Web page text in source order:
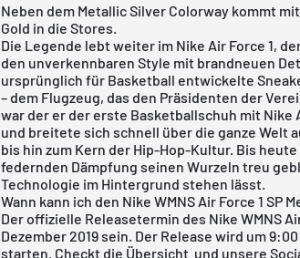
Neben dem Metallic Silver Colorway kommt
Gold in die Stores.
Die Legende lebt weiter im Nike Air Force 1,
den unverkennbaren Style mit brandneuen
ursprünglich für Basketball entwickelte
– dem Flugzeug, das den Präsidenten der
war der er der erste Basketballschuh mit Nike
und breitete sich schnell über die ganze Welt
bis hin zum Kern der Hip-Hop-Kultur. Bis
federnden Dämpfung seinen Wurzeln treu
Technologie im Hintergrund stehen lässt.
Wann kann ich den Nike WMNS Air Force 1 SP
Der offizielle Releasetermin des Nike WMNS
Dezember 2019 sein. Der Release wird um
starten. Checkt die Übersicht und unsere